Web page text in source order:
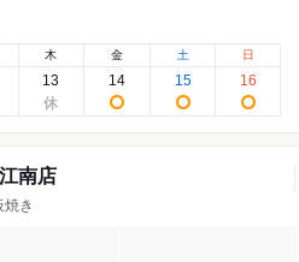
木
13
金
14
土
15
日
16
南店
き